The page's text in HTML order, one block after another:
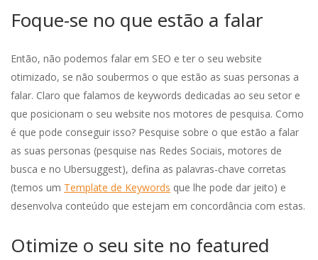
Foque-se no que estão a falar
Então, não podemos falar em SEO e ter o seu website
otimizado, se não soubermos o que estão as suas personas a
falar. Claro que falamos de keywords dedicadas ao seu setor e
que posicionam o seu website nos motores de pesquisa. Como
é que pode conseguir isso? Pesquise sobre o que estão a falar
as suas personas (pesquise nas Redes Sociais, motores de
busca e no Ubersuggest), defina as palavras-chave corretas
(temos um Template de Keywords que lhe pode dar jeito) e
desenvolva conteúdo que estejam em concordância com estas.
Otimize o seu site no featured